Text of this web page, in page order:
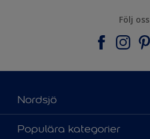
Följ oss
Nordsjö
Om Nordsjö
Populära kategorier